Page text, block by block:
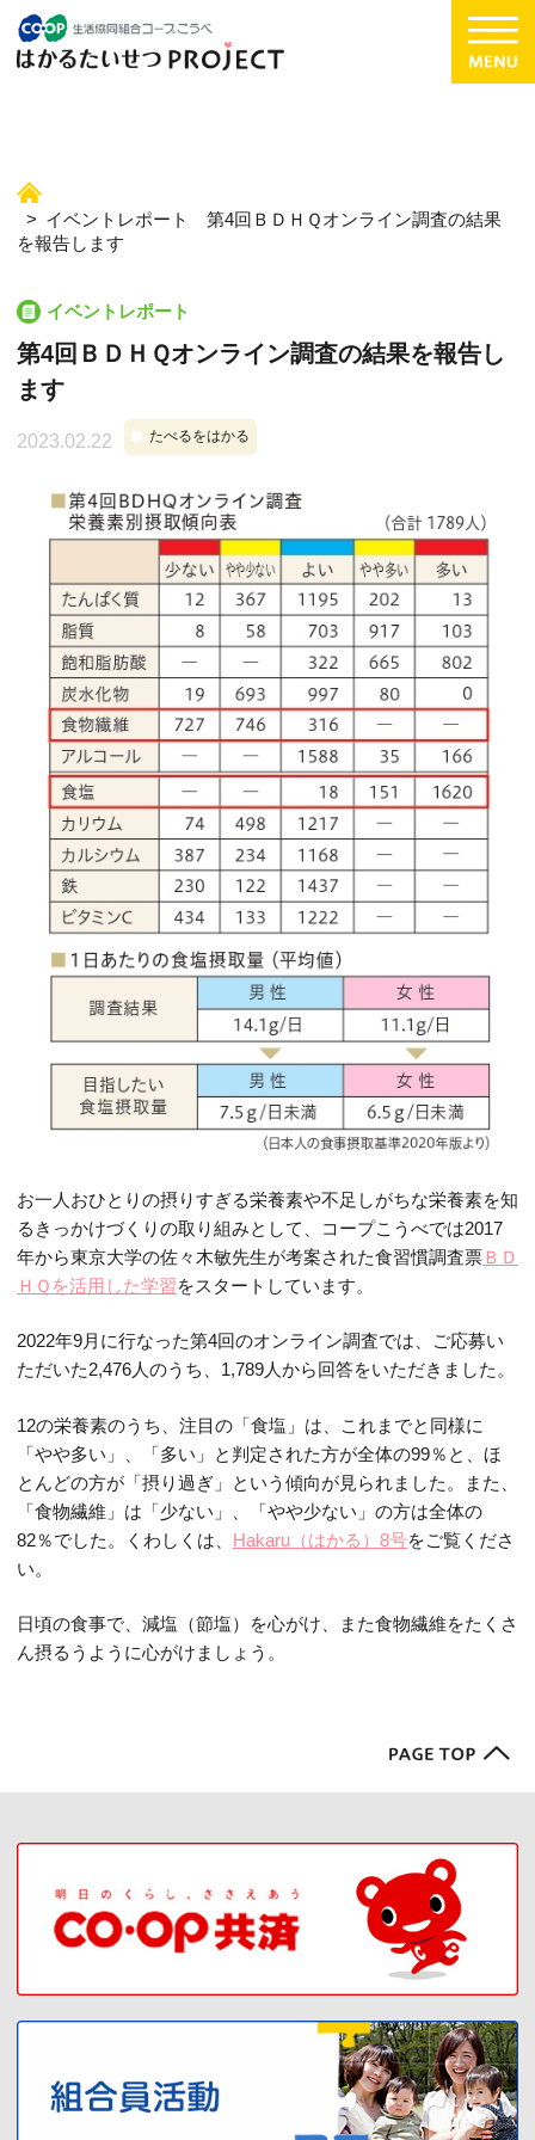
イベントレポート 第4回ＢＤＨＱオンライン調査の結果
を報告します
イベントレポート
第4回ＢＤＨＱオンライン調査の結果を報告し
ます
2023.02.22 たべるをはかる
お一人おひとりの摂りすぎる栄養素や不足しがちな栄養素を知
るきっかけづくりの取り組みとして、コープこうべでは2017
年から東京大学の佐々木敏先生が考案された食習慣調査票 ＢＤ
ＨＱを活用した学習をスタートしています。
2022年9月に行なった第4回のオンライン調査では、ご応募い
ただいた2,476人のうち、 1,789人から回答をいただきました。
12の栄養素のうち、注目の「食塩」は、これまでと同様に
「やや多い」、「多い」と判定された方が全体の99％と、ほ
とんどの方が「摂り過ぎ」という傾向が見られました。また、
「食物繊維」は「少ない」、「やや少ない」の方は全体の
82％でした。くわしくは、 Hakaru （はかる） 8号をご覧くださ
い。
日頃の食事で、減塩（節塩）を心がけ、また食物繊維をたくさ
ん摂るうように心がけましょう。